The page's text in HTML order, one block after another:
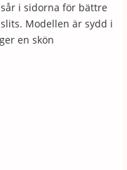
i sidorna för bättre
Modellen är sydd i
en skön